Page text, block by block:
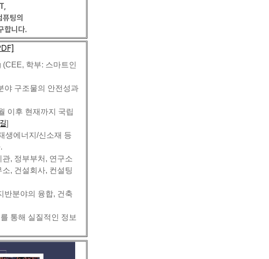
퓨팅의
합니다.
학부: 스마트인
야 구조물의 안전성과
이후 현재까지 국립
]
생에너지/신소재 등
, 정부부처, 연구소
, 건설회사, 컨설팅
반분야의 융합, 건축
통해 실질적인 정보